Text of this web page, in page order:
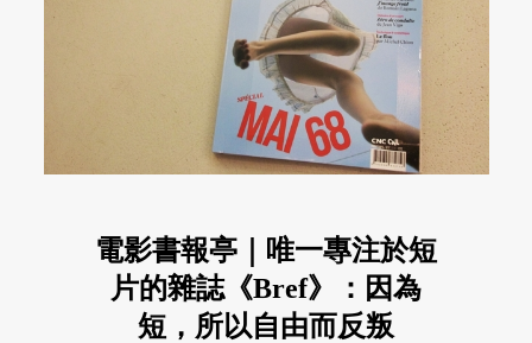
電影書報亭｜唯一專注於短
片的雜誌《Bref》：因為
短，所以自由而反叛